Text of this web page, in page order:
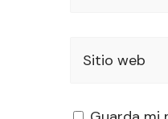
Sitio web